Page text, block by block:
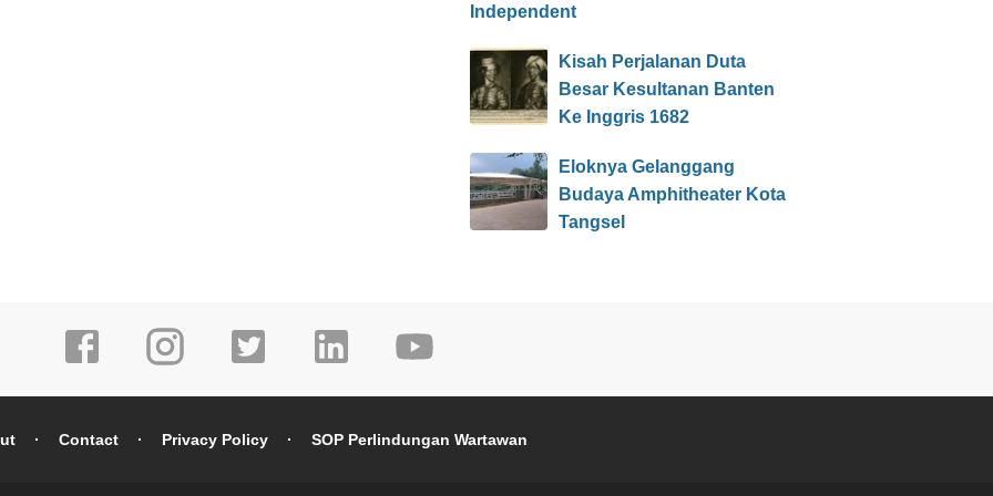
Independent
Kisah Perjalanan Duta
Besar Kesultanan Banten
Ke Inggris 1682
Eloknya Gelanggang
Budaya Amphitheater Kota
Tangsel
Contact Privacy Policy SOP Perlindungan Wartawan